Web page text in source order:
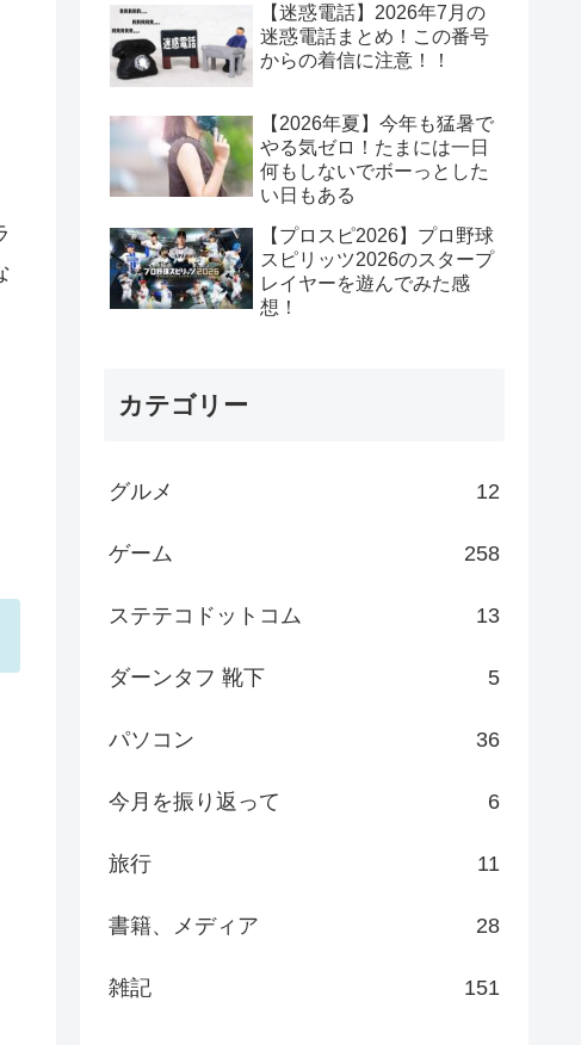
【迷惑電話】2026年7月の
迷惑電話まとめ！この番号
からの着信に注意！！
【2026年夏】今年も猛暑で
やる気ゼロ！たまには一日
何もしないでボーっとした
い日もある
【プロスピ2026】プロ野球
スピリッツ2026のスタープ
レイヤーを遊んでみた感
想！
カテゴリー
グルメ 12
ゲーム 258
ステテコドットコム 13
ダーンタフ 靴下 5
パソコン 36
今月を振り返って 6
旅行 11
書籍、メディア 28
雑記 151